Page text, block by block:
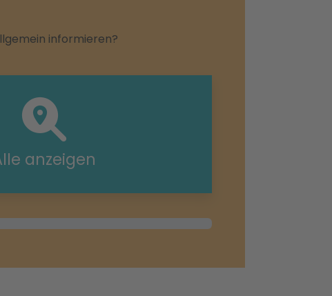
informieren?
anzeigen